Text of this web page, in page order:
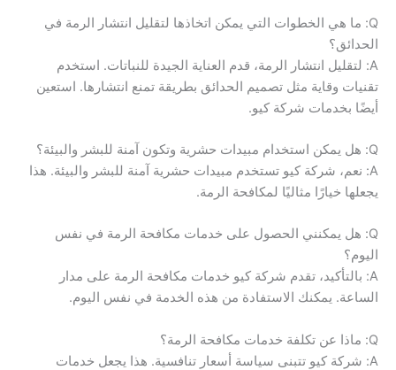
Q: ما هي الخطوات التي يمكن اتخاذها لتقليل انتشار الرمة في
الحدائق؟
A: لتقليل انتشار الرمة، قدم العناية الجيدة للنباتات. استخدم
تقنيات وقاية مثل تصميم الحدائق بطريقة تمنع انتشارها. استعين
أيضًا بخدمات شركة كيو.
Q: هل يمكن استخدام مبيدات حشرية وتكون آمنة للبشر والبيئة؟
A: نعم، شركة كيو تستخدم مبيدات حشرية آمنة للبشر والبيئة. هذا
يجعلها خيارًا مثاليًا لمكافحة الرمة.
Q: هل يمكنني الحصول على خدمات مكافحة الرمة في نفس
اليوم؟
A: بالتأكيد، تقدم شركة كيو خدمات مكافحة الرمة على مدار
الساعة. يمكنك الاستفادة من هذه الخدمة في نفس اليوم.
Q: ماذا عن تكلفة خدمات مكافحة الرمة؟
A: شركة كيو تتبنى سياسة أسعار تنافسية. هذا يجعل خدمات